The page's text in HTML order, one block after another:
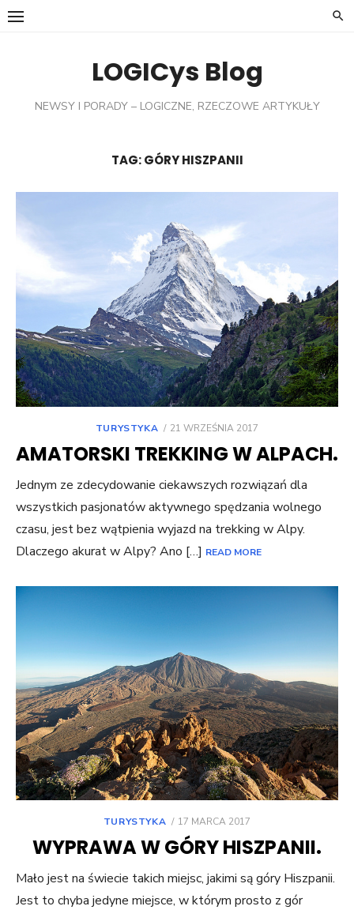
Skip
LOGICys Blog
NEWSY I PORADY – LOGICZNE, RZECZOWE ARTYKUŁY
TAG:GÓRY HISZPANII
TURYSTYKA
POSTED
21 WRZEŚNIA 2017
AMATORSKI TREKKING W ALPACH.
Jednym ze zdecydowanie ciekawszych rozwiązań dla
wszystkich pasjonatów aktywnego spędzania wolnego
czasu, jest bez wątpienia wyjazd na trekking w Alpy.
Dlaczego akurat w Alpy? Ano […] READ MORE
TURYSTYKA
POSTED
ON
17 MARCA 2017
WYPRAWA W GÓRY HISZPANII.
Mało jest na świecie takich miejsc, jakimi są góry Hiszpanii.
Jest to chyba jedyne miejsce, w którym prosto z gór